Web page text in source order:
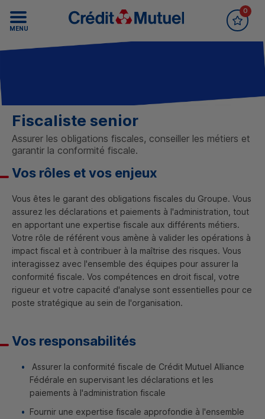
Accueil Crédit MutuelRecrutement
MENU
0
Fiscaliste senior
Assurer les obligations fiscales, conseiller les métiers et
garantir la conformité fiscale.
Vos rôles et vos enjeux
Vous êtes le garant des obligations fiscales du Groupe. Vous
assurez les déclarations et paiements à l'administration, tout
en apportant une expertise fiscale aux différents métiers.
Votre rôle de référent vous amène à valider les opérations à
impact fiscal et à contribuer à la maîtrise des risques. Vous
interagissez avec l'ensemble des équipes pour assurer la
conformité fiscale. Vos compétences en droit fiscal, votre
rigueur et votre capacité d'analyse sont essentielles pour ce
poste stratégique au sein de l'organisation.
Vos responsabilités
Assurer la conformité fiscale de Crédit Mutuel Alliance
Fédérale en supervisant les déclarations et les
paiements à l'administration fiscale
Fournir une expertise fiscale approfondie à l'ensemble